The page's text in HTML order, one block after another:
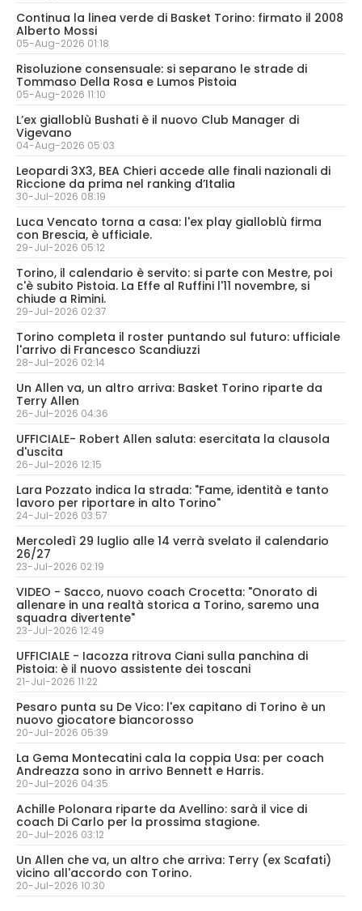
Continua la linea verde di Basket Torino: firmato il 2008
Alberto Mossi
05-Aug-2026 01:18
Risoluzione consensuale: si separano le strade di
Tommaso Della Rosa e Lumos Pistoia
05-Aug-2026 11:10
L’ex gialloblù Bushati è il nuovo Club Manager di
Vigevano
04-Aug-2026 05:03
Leopardi 3X3, BEA Chieri accede alle finali nazionali di
Riccione da prima nel ranking d’Italia
30-Jul-2026 08:19
Luca Vencato torna a casa: l'ex play gialloblù firma
con Brescia, è ufficiale.
29-Jul-2026 05:12
Torino, il calendario è servito: si parte con Mestre, poi
c'è subito Pistoia. La Effe al Ruffini l'11 novembre, si
chiude a Rimini.
29-Jul-2026 02:37
Torino completa il roster puntando sul futuro: ufficiale
l'arrivo di Francesco Scandiuzzi
28-Jul-2026 02:14
Un Allen va, un altro arriva: Basket Torino riparte da
Terry Allen
26-Jul-2026 04:36
UFFICIALE- Robert Allen saluta: esercitata la clausola
d'uscita
26-Jul-2026 12:15
Lara Pozzato indica la strada: "Fame, identità e tanto
lavoro per riportare in alto Torino"
24-Jul-2026 03:57
Mercoledì 29 luglio alle 14 verrà svelato il calendario
26/27
23-Jul-2026 02:19
VIDEO - Sacco, nuovo coach Crocetta: "Onorato di
allenare in una realtà storica a Torino, saremo una
squadra divertente"
23-Jul-2026 12:49
UFFICIALE - Iacozza ritrova Ciani sulla panchina di
Pistoia: è il nuovo assistente dei toscani
21-Jul-2026 11:22
Pesaro punta su De Vico: l'ex capitano di Torino è un
nuovo giocatore biancorosso
20-Jul-2026 05:39
La Gema Montecatini cala la coppia Usa: per coach
Andreazza sono in arrivo Bennett e Harris.
20-Jul-2026 04:35
Achille Polonara riparte da Avellino: sarà il vice di
coach Di Carlo per la prossima stagione.
20-Jul-2026 03:12
Un Allen che va, un altro che arriva: Terry (ex Scafati)
vicino all'accordo con Torino.
20-Jul-2026 10:30